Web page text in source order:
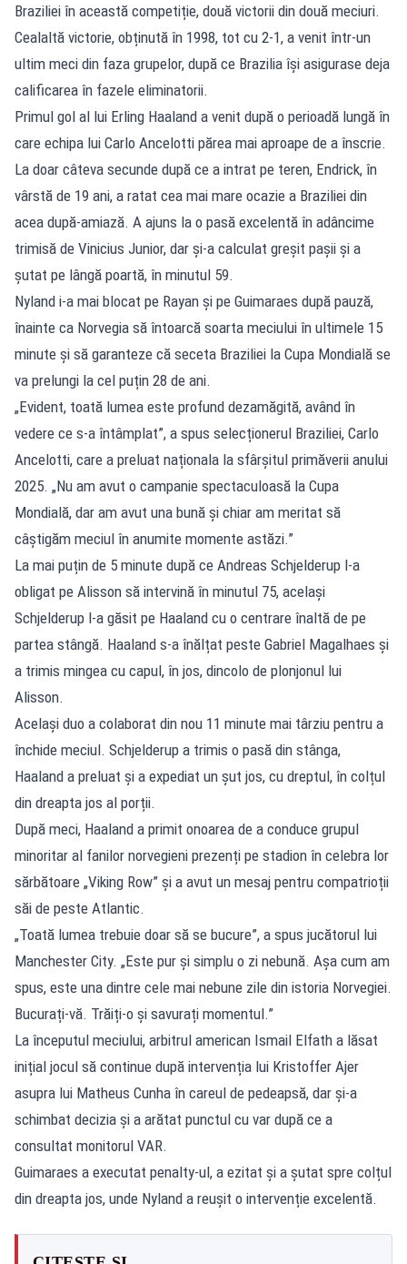
Braziliei în această competiție, două victorii din două meciuri.
Cealaltă victorie, obținută în 1998, tot cu 2-1, a venit într-un
ultim meci din faza grupelor, după ce Brazilia își asigurase deja
calificarea în fazele eliminatorii.
Primul gol al lui Erling Haaland a venit după o perioadă lungă în
care echipa lui Carlo Ancelotti părea mai aproape de a înscrie.
La doar câteva secunde după ce a intrat pe teren, Endrick, în
vârstă de 19 ani, a ratat cea mai mare ocazie a Braziliei din
acea după-amiază. A ajuns la o pasă excelentă în adâncime
trimisă de Vinicius Junior, dar și-a calculat greșit pașii și a
șutat pe lângă poartă, în minutul 59.
Nyland i-a mai blocat pe Rayan și pe Guimaraes după pauză,
înainte ca Norvegia să întoarcă soarta meciului în ultimele 15
minute și să garanteze că seceta Braziliei la Cupa Mondială se
va prelungi la cel puțin 28 de ani.
„Evident, toată lumea este profund dezamăgită, având în
vedere ce s-a întâmplat”, a spus selecționerul Braziliei, Carlo
Ancelotti, care a preluat naționala la sfârșitul primăverii anului
2025. „Nu am avut o campanie spectaculoasă la Cupa
Mondială, dar am avut una bună și chiar am meritat să
câștigăm meciul în anumite momente astăzi.”
La mai puțin de 5 minute după ce Andreas Schjelderup l-a
obligat pe Alisson să intervină în minutul 75, același
Schjelderup l-a găsit pe Haaland cu o centrare înaltă de pe
partea stângă. Haaland s-a înălțat peste Gabriel Magalhaes și
a trimis mingea cu capul, în jos, dincolo de plonjonul lui
Alisson.
Același duo a colaborat din nou 11 minute mai târziu pentru a
închide meciul. Schjelderup a trimis o pasă din stânga,
Haaland a preluat și a expediat un șut jos, cu dreptul, în colțul
din dreapta jos al porții.
După meci, Haaland a primit onoarea de a conduce grupul
minoritar al fanilor norvegieni prezenți pe stadion în celebra lor
sărbătoare „Viking Row” și a avut un mesaj pentru compatrioții
săi de peste Atlantic.
„Toată lumea trebuie doar să se bucure”, a spus jucătorul lui
Manchester City. „Este pur și simplu o zi nebună. Așa cum am
spus, este una dintre cele mai nebune zile din istoria Norvegiei.
Bucurați-vă. Trăiți-o și savurați momentul.”
La începutul meciului, arbitrul american Ismail Elfath a lăsat
inițial jocul să continue după intervenția lui Kristoffer Ajer
asupra lui Matheus Cunha în careul de pedeapsă, dar și-a
schimbat decizia și a arătat punctul cu var după ce a
consultat monitorul VAR.
Guimaraes a executat penalty-ul, a ezitat și a șutat spre colțul
din dreapta jos, unde Nyland a reușit o intervenție excelentă.